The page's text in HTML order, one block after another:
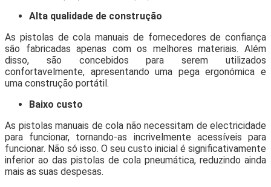
Alta qualidade de construção
As pistolas de cola manuais de fornecedores de confiança
são fabricadas apenas com os melhores materiais. Além
disso, são concebidos para serem utilizados
confortavelmente, apresentando uma pega ergonómica e
uma construção portátil.
Baixo custo
As pistolas manuais de cola não necessitam de electricidade
para funcionar, tornando-as incrivelmente acessíveis para
funcionar. Não só isso. O seu custo inicial é significativamente
inferior ao das pistolas de cola pneumática, reduzindo ainda
mais as suas despesas.